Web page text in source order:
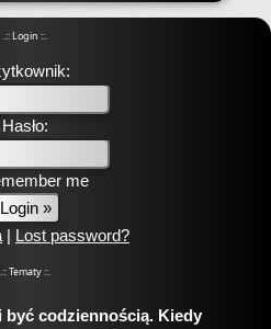
.:: Login ::.
Hasło:
me
| Lost password?
.:: Tematy ::.
codziennością. Kiedy